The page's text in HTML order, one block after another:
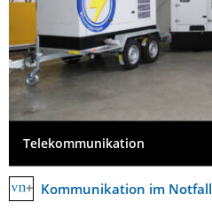
Telekommunikation
Kommunikation im Notfall